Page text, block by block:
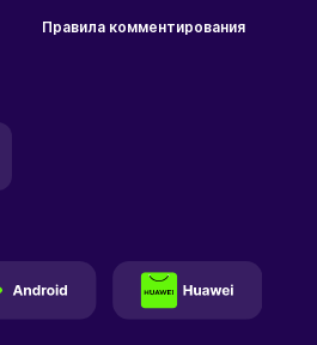
Правила комментирования